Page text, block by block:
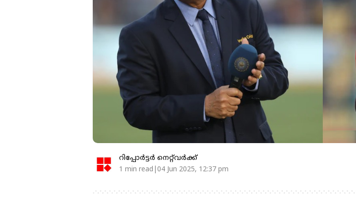
റിപ്പോർട്ടർ നെറ്റ്‌വര്‍ക്ക്‌
1 min read|04 Jun 2025, 12:37 pm